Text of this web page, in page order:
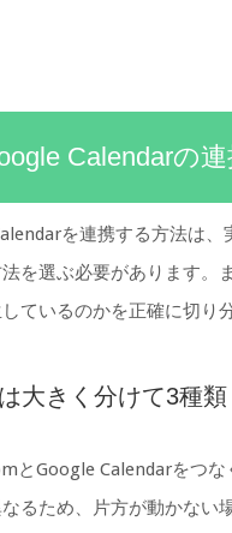
Calendarの
を連携する方法は
を選ぶ必要があります。
ているのかを正確に切り
大きく分けて3種類
とGoogle Calendarをつ
るため、片方が動かない